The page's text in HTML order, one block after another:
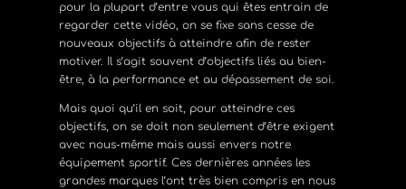
pour la plupart d’entre vous qui êtes entrain de
regarder cette vidéo, on se fixe sans cesse de
nouveaux objectifs à atteindre afin de rester
motiver. Il s’agit souvent d’objectifs liés au bien-
être, à la performance et au dépassement de soi.
Mais quoi qu’il en soit, pour atteindre ces
objectifs, on se doit non seulement d’être exigent
avec nous-même mais aussi envers notre
équipement sportif. Ces dernières années les
grandes marques l’ont très bien compris en nous